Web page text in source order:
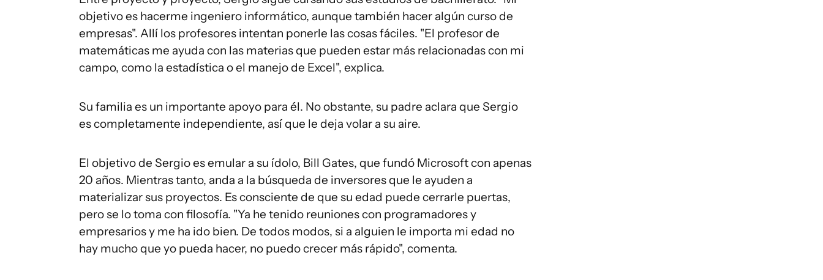
objetivo es hacerme ingeniero informático, aunque también hacer algún curso de
empresas". Allí los profesores intentan ponerle las cosas fáciles. "El profesor de
matemáticas me ayuda con las materias que pueden estar más relacionadas con mi
campo, como la estadística o el manejo de Excel", explica.
Su familia es un importante apoyo para él. No obstante, su padre aclara que Sergio
es completamente independiente, así que le deja volar a su aire.
El objetivo de Sergio es emular a su ídolo, Bill Gates, que fundó Microsoft con apenas
20 años. Mientras tanto, anda a la búsqueda de inversores que le ayuden a
materializar sus proyectos. Es consciente de que su edad puede cerrarle puertas,
pero se lo toma con filosofía. "Ya he tenido reuniones con programadores y
empresarios y me ha ido bien. De todos modos, si a alguien le importa mi edad no
hay mucho que yo pueda hacer, no puedo crecer más rápido", comenta.